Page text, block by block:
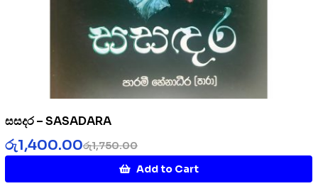
සසදර – SASADARA
රු1,750.00
රු1,400.00
Add to Cart